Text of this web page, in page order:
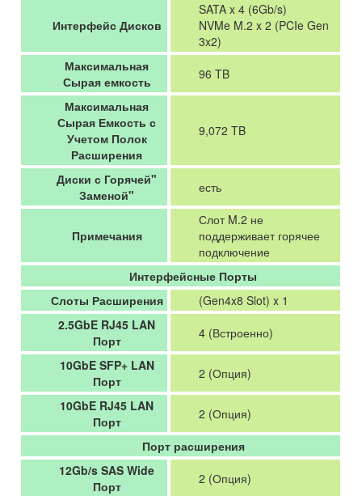
Интерфейс Дисков
SATA x 4 (6Gb/s)
NVMe M.2 x 2 (PCIe Gen
3x2)
Максимальная
Сырая емкость
96 TB
Максимальная
Сырая Емкость с
Учетом Полок
Расширения
9,072 TB
Диски с Горячей"
Заменой"
есть
Примечания
Слот M.2 не
поддерживает горячее
подключение
Интерфейсные Порты
Слоты Расширения
(Gen4x8 Slot) x 1
2.5GbE RJ45 LAN
Порт
4 (Встроенно)
10GbE SFP+ LAN
Порт
2 (Опция)
10GbE RJ45 LAN
Порт
2 (Опция)
Порт расширения
12Gb/s SAS Wide
Порт
2 (Опция)